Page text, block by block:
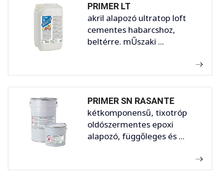
PRIMER LT
akril alapozó ultratop loft
cementes habarcshoz,
beltérre. mŰszaki ...
PRIMER SN RASANTE
kétkomponensű, tixotróp
oldószermentes epoxi
alapozó, függőleges és ...